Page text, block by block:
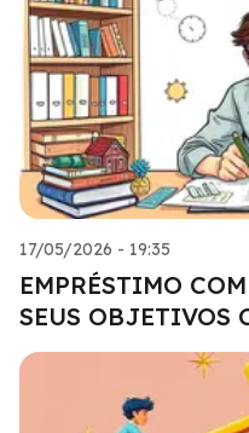
17/05/2026 - 19:35
EMPRÉSTIMO
SEUS OBJETIVOS